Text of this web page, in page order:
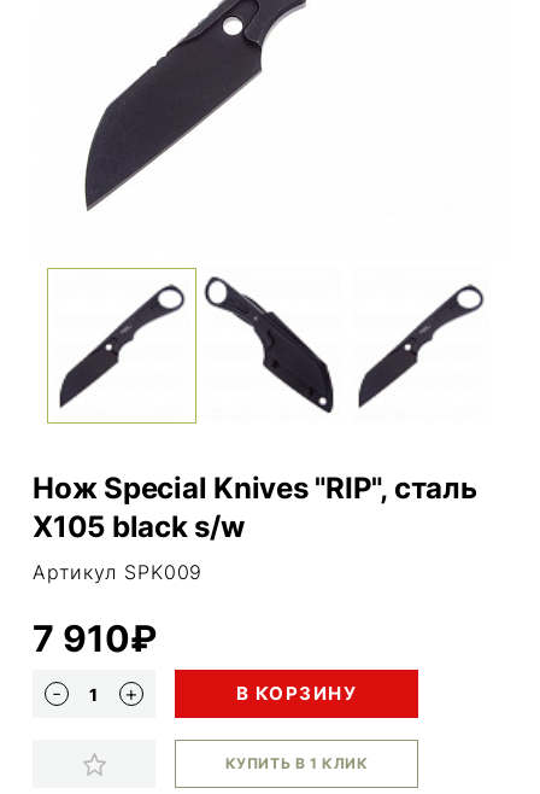
Нож Special Knives "RIP", сталь
X105 black s/w
Артикул SPK009
7 910₽
В КОРЗИНУ
КУПИТЬ В 1 КЛИК